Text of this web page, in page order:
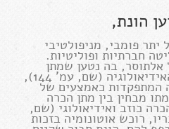
הונת,
פומבי, מניפולטיבי
חברתיות ופוליטיות.
אלתוסר, בה נטען שמתן
הכרה משותף לכל צורות האידיאולוגיה (שם, עמ' 144),
המתפקדות כאמצעים של
מבחין בין מתן הכרה
כוזב ואידיאולוגי (שם,
רוכש אוטונומיה בזכות